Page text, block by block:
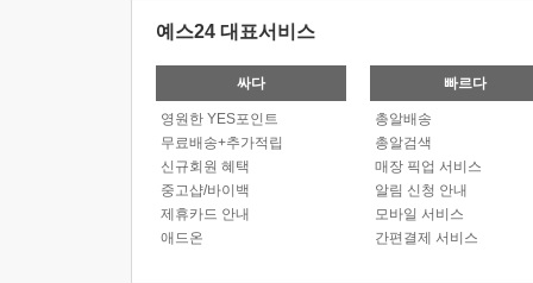
예스24 대표서비스
싸다
영원한 YES포인트
무료배송+추가적립
신규회원 혜택
중고샵/바이백
제휴카드 안내
애드온
빠르다
총알배송
총알검색
매장 픽업 서비스
알림 신청 안내
모바일 서비스
간편결제 서비스